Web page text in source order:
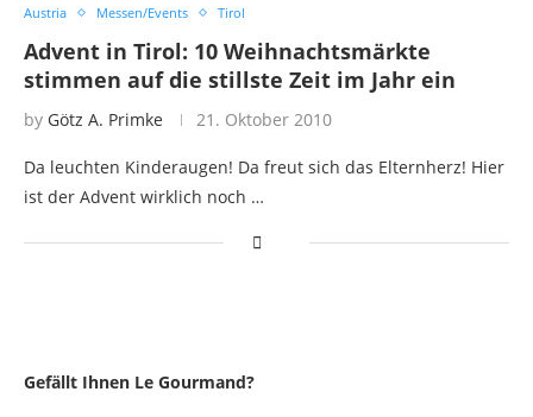
Austria Messen/Events Tirol
Advent in Tirol: 10 Weihnachtsmärkte
stimmen auf die stillste Zeit im Jahr ein
by Götz A. Primke 21. Oktober 2010
Da leuchten Kinderaugen! Da freut sich das Elternherz! Hier
ist der Advent wirklich noch …
Gefällt Ihnen Le Gourmand?